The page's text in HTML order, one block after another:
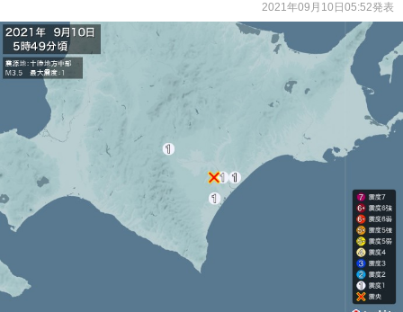
2021年09月10日05:52発表